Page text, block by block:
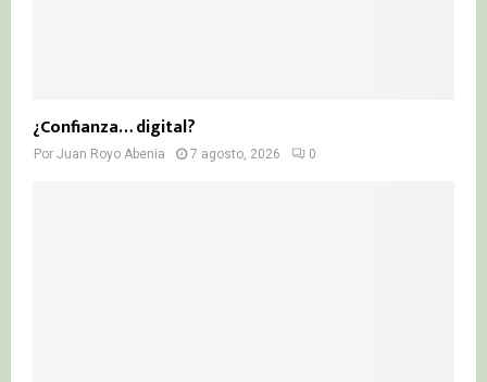
¿Confianza… digital?
Por Juan Royo Abenia 7 agosto, 2026 0